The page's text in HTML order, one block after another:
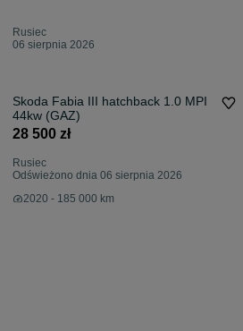
Rusiec
06 sierpnia 2026
Skoda Fabia III hatchback 1.0 MPI
44kw (GAZ)
28 500 zł
Rusiec
Odświeżono dnia 06 sierpnia 2026
2020 - 185 000 km